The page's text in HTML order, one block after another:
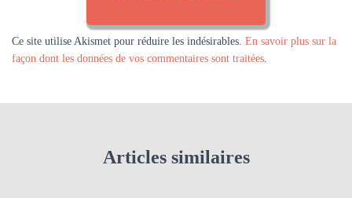
Ce site utilise Akismet pour réduire les indésirables. En savoir plus sur la
façon dont les données de vos commentaires sont traitées
Articles similaires